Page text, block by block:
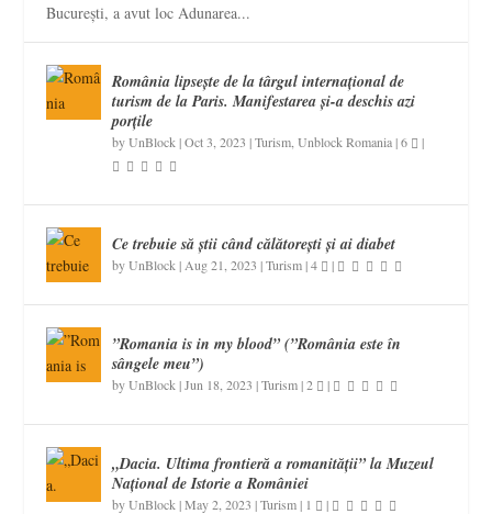
București, a avut loc Adunarea...
România lipsește de la târgul internațional de
turism de la Paris. Manifestarea și-a deschis azi
porțile
byUnBlock |Oct 3, 2023 |Turism ,Unblock Romania|6 |
Ce trebuie să știi când călătorești și ai diabet
byUnBlock | Aug 21, 2023 |Turism|4 |
”Romania is in my blood” (”România este în
sângele meu”)
byUnBlock |Jun 18, 2023 |Turism|2 |
„Dacia. Ultima frontieră a romanității” la Muzeul
Național de Istorie a României
byUnBlock |May 2, 2023 |Turism| 1 |